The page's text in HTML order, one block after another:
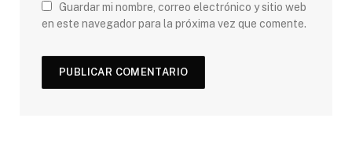
Guardar mi nombre, correo electrónico y sitio web
en este navegador para la próxima vez que comente.